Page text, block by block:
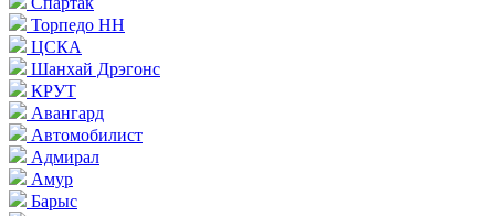
Торпедо НН
ЦСКА
Шанхай Дрэгонс
КРУТ
Авангард
Автомобилист
Адмирал
Амур
Барыс